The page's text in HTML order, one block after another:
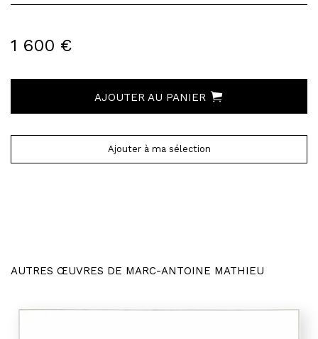
1 600 €
AJOUTER AU PANIER
Ajouter à ma sélection
AUTRES ŒUVRES DE MARC-ANTOINE MATHIEU